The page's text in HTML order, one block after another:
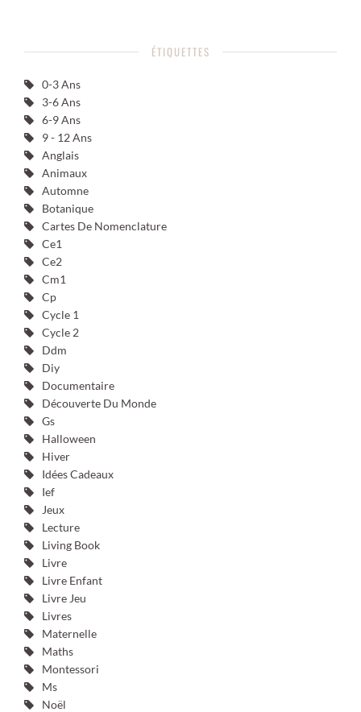
ÉTIQUETTES
0-3 Ans
3-6 Ans
6-9 Ans
9 - 12 Ans
Anglais
Animaux
Automne
Botanique
Cartes De Nomenclature
Ce1
Ce2
Cm1
Cp
Cycle 1
Cycle 2
Ddm
Diy
Documentaire
Découverte Du Monde
Gs
Halloween
Hiver
Idées Cadeaux
Ief
Jeux
Lecture
Living Book
Livre
Livre Enfant
Livre Jeu
Livres
Maternelle
Maths
Montessori
Ms
Noël